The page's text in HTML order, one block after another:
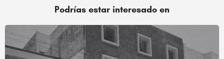
Podrías estar interesado en